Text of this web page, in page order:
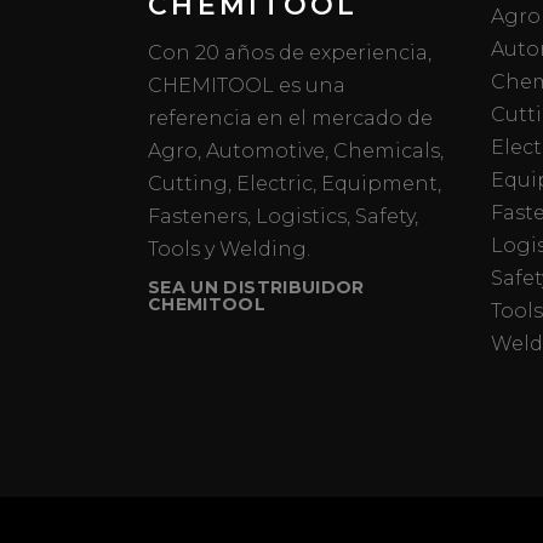
Con 20 años de experiencia,
CHEMITOOL es una
referencia en el mercado de
Agro, Automotive, Chemicals,
Cutting, Electric, Equipment,
Fasteners, Logistics, Safety,
Tools y Welding.
SEA UN DISTRIBUIDOR
CHEMITOOL
Agro
Tools